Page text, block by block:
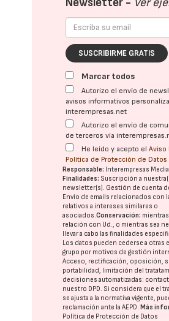
SUSCRIBIRME GRATIS
Marcar todos
Autorizo el envío de
avisos informativos
interempresas.net
Autorizo el envío de
de terceros vía
He leído y acepto elAviso
Política de Protección de Datos
Responsable: Interempresas
Finalidades: Suscripción a
newsletter(s). Gestión de cuenta
Envío de emails relacionados con
relativos a intereses similares o
asociados.Conservación:
relación con Ud., o mientras sea
llevar a cabo las finalidades
Los datos pueden cederse a otras
grupo por motivos de gestión
Acceso, rectificación, oposición,
portabilidad, limitación del
decisiones automatizadas:
nuestro DPD. Si considera que el
se ajusta a la normativa vigente,
reclamación ante laAEPD.Más
Política de Protección de Datos